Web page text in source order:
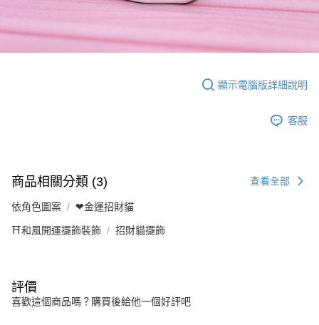
顯示電腦版詳細說明
客服
商品相關分類 (3) 查看全部
依角色圖案 ❤金運招財貓
⛩️和風開運擺飾裝飾 招財貓擺飾
評價
喜歡這個商品嗎？購買後給他一個好評吧